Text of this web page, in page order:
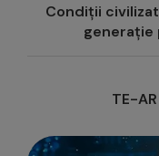
Condiții
generație
TE-AR